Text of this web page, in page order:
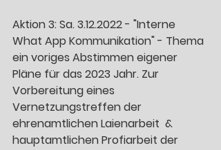
Aktion 3: Sa. 3.12.2022 - "Interne
What App Kommunikation" - Thema
ein voriges Abstimmen eigener
Pläne für das 2023 Jahr. Zur
Vorbereitung eines
Vernetzungstreffen der
ehrenamtlichen Laienarbeit  &
hauptamtlichen Profiarbeit der